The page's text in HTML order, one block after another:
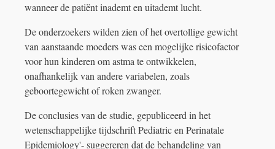
wanneer de patiënt inademt en uitademt lucht.
De onderzoekers wilden zien of het overtollige gewicht
van aanstaande moeders was een mogelijke risicofactor
voor hun kinderen om astma te ontwikkelen,
onafhankelijk van andere variabelen, zoals
geboortegewicht of roken zwanger.
De conclusies van de studie, gepubliceerd in het
wetenschappelijke tijdschrift Pediatric en Perinatale
Epidemiology'- suggereren dat de behandeling van